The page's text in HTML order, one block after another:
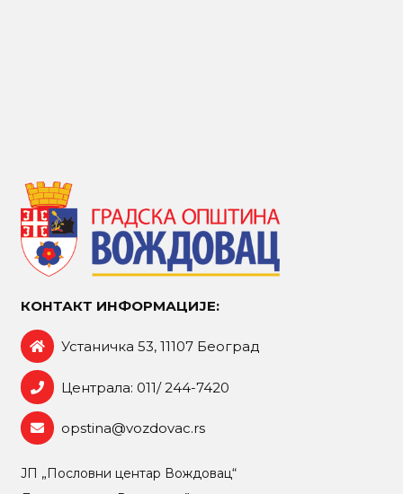
КОНТАКТ ИНФОРМАЦИЈЕ:
Устаничка 53, 11107 Београд
Централа: 011/ 244-7420
opstina@vozdovac.rs
ЈП „Пословни центар Вождовац“